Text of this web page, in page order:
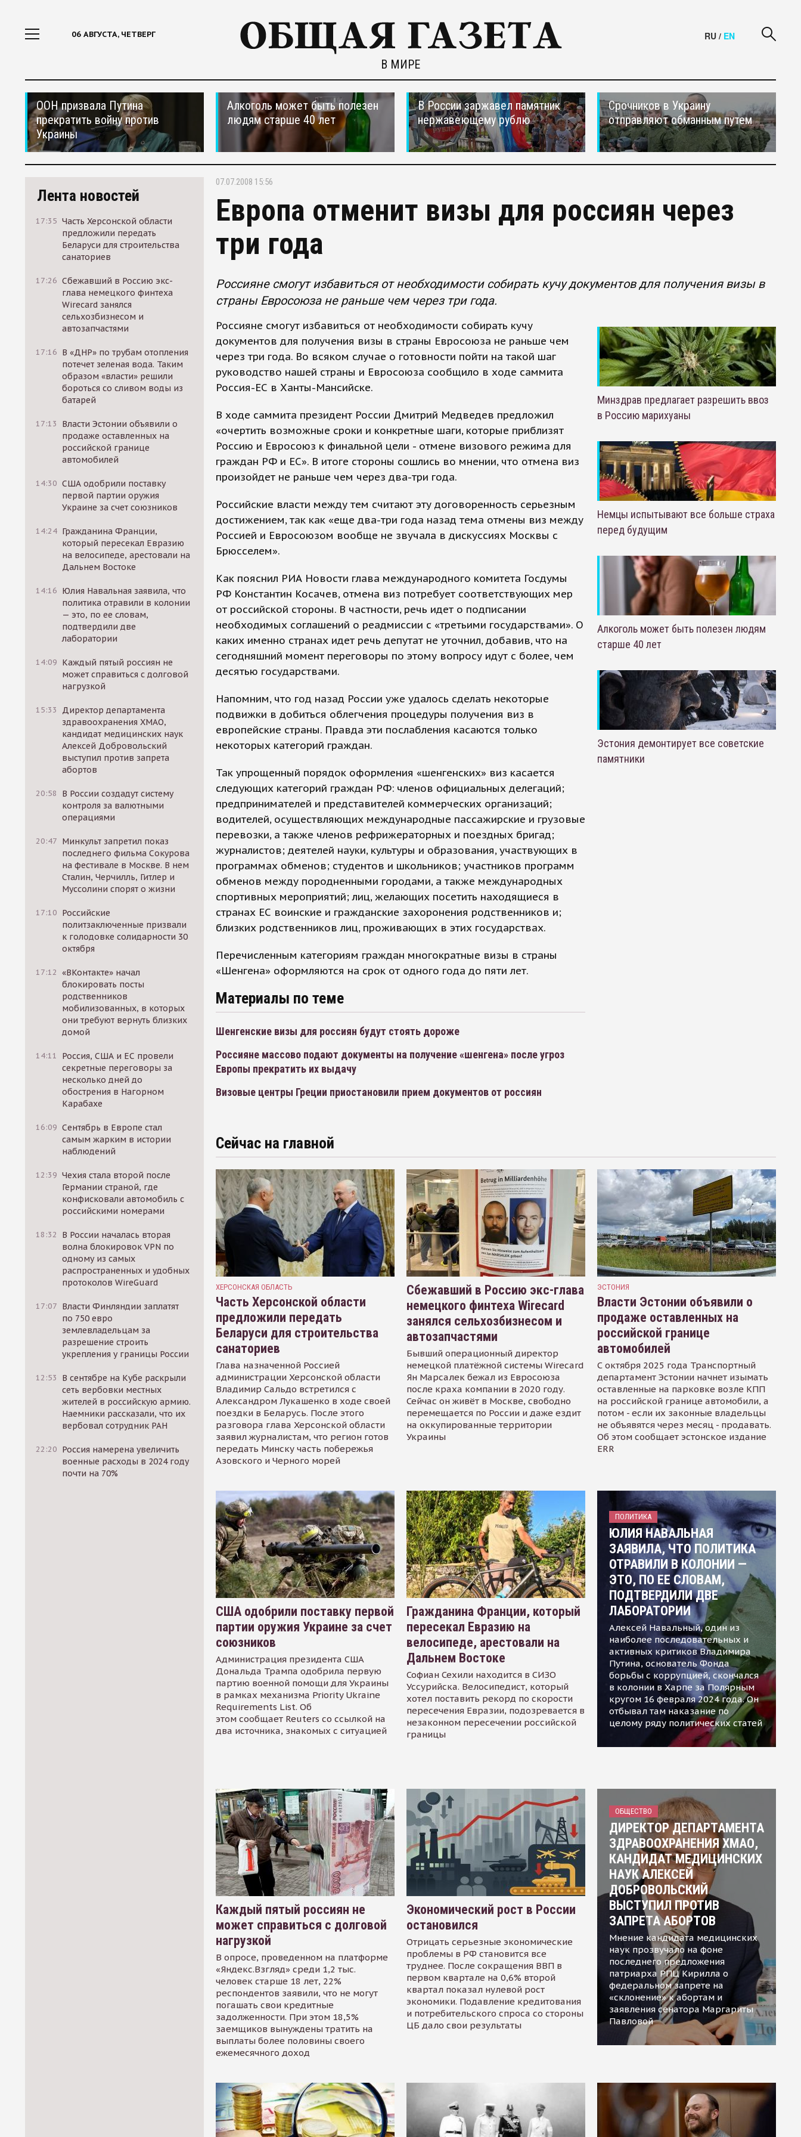
06 АВГУСТА, ЧЕТВЕРГ
В МИРЕ
RU / EN
ООН призвала Путина
прекратить войну против
Украины
Алкоголь может быть полезен
людям старше 40 лет
В России заржавел памятник
нержавеющему рублю
Срочников в Украину
отправляют обманным путем
Лента новостей
17:35 Часть Херсонской области
предложили передать
Беларуси для строительства
санаториев
17:26 Сбежавший в Россию экс-
глава немецкого финтеха
Wirecard занялся
сельхозбизнесом и
автозапчастями
17:16 В «ДНР» по трубам отопления
потечет зеленая вода. Таким
образом «власти» решили
бороться со сливом воды из
батарей
17:13
Власти Эстонии объявили о
продаже оставленных на
российской границе
автомобилей
14:30 США одобрили поставку
первой партии оружия
Украине за счет союзников
14:24 Гражданина Франции,
который пересекал Евразию
на велосипеде, арестовали на
Дальнем Востоке
14:16 Юлия Навальная заявила, что
политика отравили в колонии
— это, по ее словам,
подтвердили две
лаборатории
14:09 Каждый пятый россиян не
может справиться с долговой
нагрузкой
15:33
Директор департамента
здравоохранения ХМАО,
кандидат медицинских наук
Алексей Добровольский
выступил против запрета
абортов
20:58
В России создадут систему
контроля за валютными
операциями
20:47 Минкульт запретил показ
последнего фильма Сокурова
на фестивале в Москве. В нем
Сталин, Черчилль, Гитлер и
Муссолини спорят о жизни
17:10 Российские
политзаключенные призвали
к голодовке солидарности 30
октября
17:12 «ВКонтакте» начал
блокировать посты
родственников
мобилизованных, в которых
они требуют вернуть близких
домой
14:11
Россия, США и ЕС провели
секретные переговоры за
несколько дней до
обострения в Нагорном
Карабахе
16:09 Сентябрь в Европе стал
самым жарким в истории
наблюдений
12:39 Чехия стала второй после
Германии страной, где
конфисковали автомобиль с
российскими номерами
18:32
В России началась вторая
волна блокировок VPN по
одному из самых
распространенных и удобных
протоколов WireGuard
17:07 Власти Финляндии заплатят
по 750 евро
землевладельцам за
разрешение строить
укрепления у границы России
12:53
В сентябре на Кубе раскрыли
сеть вербовки местных
жителей в российскую армию.
Наемники рассказали, что их
вербовал сотрудник РАН
22:20 Россия намерена увеличить
военные расходы в 2024 году
почти на 70%
07.07.2008 15:56
Европа отменит визы для россиян через
три года
Россияне смогут избавиться от необходимости собирать кучу документов для получения визы в
страны Евросоюза не раньше чем через три года.
Россияне смогут избавиться от необходимости собирать кучу
документов для получения визы в страны Евросоюза не раньше чем
через три года. Во всяком случае о готовности пойти на такой шаг
руководство нашей страны и Евросоюза сообщило в ходе саммита
Россия-ЕС в Ханты-Мансийске.
В ходе саммита президент России Дмитрий Медведев предложил
«очертить возможные сроки и конкретные шаги, которые приблизят
Россию и Евросоюз к финальной цели - отмене визового режима для
граждан РФ и ЕС». В итоге стороны сошлись во мнении, что отмена виз
произойдет не раньше чем через два-три года.
Российские власти между тем считают эту договоренность серьезным
достижением, так как «еще два-три года назад тема отмены виз между
Россией и Евросоюзом вообще не звучала в дискуссиях Москвы с
Брюсселем».
Как пояснил РИА Новости глава международного комитета Госдумы
РФ Константин Косачев, отмена виз потребует соответствующих мер
от российской стороны. В частности, речь идет о подписании
необходимых соглашений о реадмиссии с «третьими государствами». О
каких именно странах идет речь депутат не уточнил, добавив, что на
сегодняшний момент переговоры по этому вопросу идут с более, чем
десятью государствами.
Напомним, что год назад России уже удалось сделать некоторые
подвижки в добиться облегчения процедуры получения виз в
европейские страны. Правда эти послабления касаются только
некоторых категорий граждан.
Так упрощенный порядок оформления «шенгенских» виз касается
следующих категорий граждан РФ: членов официальных делегаций;
предпринимателей и представителей коммерческих организаций;
водителей, осуществляющих международные пассажирские и грузовые
перевозки, а также членов рефрижераторных и поездных бригад;
журналистов; деятелей науки, культуры и образования, участвующих в
программах обменов; студентов и школьников; участников программ
обменов между породненными городами, а также международных
спортивных мероприятий; лиц, желающих посетить находящиеся в
странах ЕС воинские и гражданские захоронения родственников и;
близких родственников лиц, проживающих в этих государствах.
Перечисленным категориям граждан многократные визы в страны
«Шенгена» оформляются на срок от одного года до пяти лет.
Материалы по теме
Шенгенские визы для россиян будут стоять дороже
Россияне массово подают документы на получение «шенгена» после угроз
Европы прекратить их выдачу
Визовые центры Греции приостановили прием документов от россиян
Минздрав предлагает разрешить ввоз
в Россию марихуаны
Немцы испытывают все больше страха
перед будущим
Алкоголь может быть полезен людям
старше 40 лет
Эстония демонтирует все советские
памятники
Сейчас на главной
ХЕРСОНСКАЯ ОБЛАСТЬ
Часть Херсонской области
предложили передать
Беларуси для строительства
санаториев
Глава назначенной Россией
администрации Херсонской области
Владимир Сальдо встретился с
Александром Лукашенко в ходе своей
поездки в Беларусь. После этого
разговора глава Херсонской области
заявил журналистам, что регион готов
передать Минску часть побережья
Азовского и Черного морей
Сбежавший в Россию экс-глава
немецкого финтеха Wirecard
занялся сельхозбизнесом и
автозапчастями
Бывший операционный директор
немецкой платёжной системы Wirecard
Ян Марсалек бежал из Евросоюза
после краха компании в 2020 году.
Сейчас он живёт в Москве, свободно
перемещается по России и даже ездит
на оккупированные территории
Украины
ЭСТОНИЯ
Власти Эстонии объявили о
продаже оставленных на
российской границе
автомобилей
С октября 2025 года Транспортный
департамент Эстонии начнет изымать
оставленные на парковке возле КПП
на российской границе автомобили, а
потом - если их законные владельцы
не объявятся через месяц - продавать.
Об этом сообщает эстонское издание
ERR
США одобрили поставку первой
партии оружия Украине за счет
союзников
Администрация президента США
Дональда Трампа одобрила первую
партию военной помощи для Украины
в рамках механизма Priority Ukraine
Requirements List. Об
этом сообщает Reuters со ссылкой на
два источника, знакомых с ситуацией
Гражданина Франции, который
пересекал Евразию на
велосипеде, арестовали на
Дальнем Востоке
Софиан Сехили находится в СИЗО
Уссурийска. Велосипедист, который
хотел поставить рекорд по скорости
пересечения Евразии, подозревается в
незаконном пересечении российской
границы
ПОЛИТИКА
ЮЛИЯ НАВАЛЬНАЯ
ЗАЯВИЛА, ЧТО ПОЛИТИКА
ОТРАВИЛИ В КОЛОНИИ —
ЭТО, ПО ЕЕ СЛОВАМ,
ПОДТВЕРДИЛИ ДВЕ
ЛАБОРАТОРИИ
Алексей Навальный, один из
наиболее последовательных и
активных критиков Владимира
Путина, основатель Фонда
борьбы с коррупцией, скончался
в колонии в Харпе за Полярным
кругом 16 февраля 2024 года. Он
отбывал там наказание по
целому ряду политических статей
Каждый пятый россиян не
может справиться с долговой
нагрузкой
В опросе, проведенном на платформе
«Яндекс.Взгляд» среди 1,2 тыс.
человек старше 18 лет, 22%
респондентов заявили, что не могут
погашать свои кредитные
задолженности. При этом 18,5%
заемщиков вынуждены тратить на
выплаты более половины своего
ежемесячного доход
Экономический рост в России
остановился
Отрицать серьезные экономические
проблемы в РФ становится все
труднее. После сокращения ВВП в
первом квартале на 0,6% второй
квартал показал нулевой рост
экономики. Подавление кредитования
и потребительского спроса со стороны
ЦБ дало свои результаты
ОБЩЕСТВО
ДИРЕКТОР ДЕПАРТАМЕНТА
ЗДРАВООХРАНЕНИЯ ХМАО,
КАНДИДАТ МЕДИЦИНСКИХ
НАУК АЛЕКСЕЙ
ДОБРОВОЛЬСКИЙ
ВЫСТУПИЛ ПРОТИВ
ЗАПРЕТА АБОРТОВ
Мнение кандидата медицинских
наук прозвучало на фоне
последнего предложения
патриарха РПЦ Кирилла о
федеральном запрете на
«склонение» к абортам и
заявления сенатора Маргариты
Павловой